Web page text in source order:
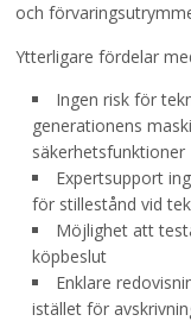
och
Ytterligare fördelar
Ingen risk för
generationens
säkerhetsfunktioner
Expertsupport
för stillestånd vid
Möjlighet att
köpbeslut
Enklare
istället för